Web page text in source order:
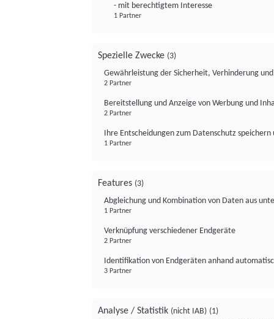
- mit berechtigtem Interesse
1 Partner
Spezielle Zwecke (3)
Gewährleistung der Sicherheit, Verhinderung
2 Partner
Bereitstellung und Anzeige von Werbung und
2 Partner
Ihre Entscheidungen zum Datenschutz
1 Partner
Features (3)
Abgleichung und Kombination von Daten aus
1 Partner
Verknüpfung verschiedener Endgeräte
2 Partner
Identifikation von Endgeräten anhand
3 Partner
Analyse / Statistik (nicht IAB) (1)